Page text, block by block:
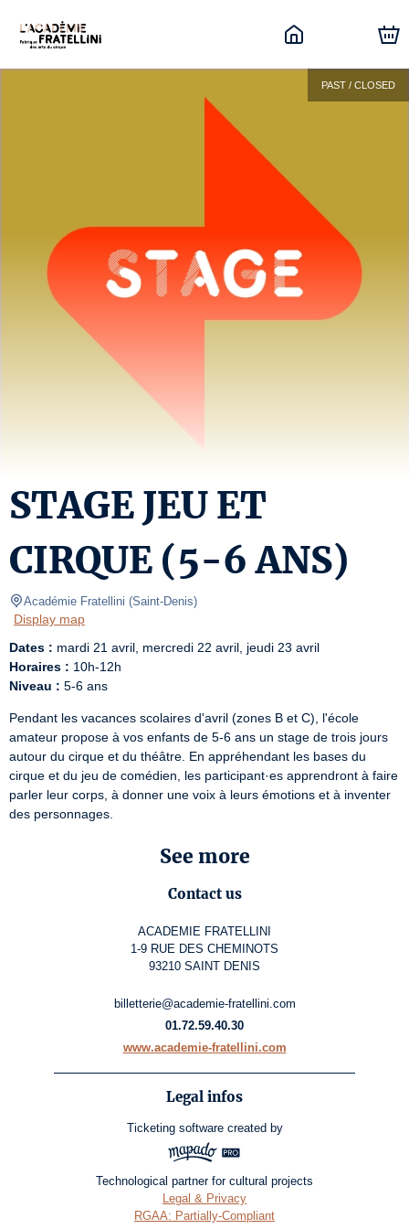
PAST / CLOSED
STAGE JEU ET
CIRQUE (5-6 ANS)
Académie Fratellini (Saint-Denis)
Display map
Dates :
Horaires :
Niveau : 5-6 ans
Pendant les vacances scolaires d'avril (zones B et C), l'école
amateur propose à vos enfants de 5-6 ans un stage de trois jours
autour du cirque et du théâtre. En appréhendant les bases du
cirque et du jeu de comédien, les participant·es apprendront à faire
parler leur corps, à donner une voix à leurs émotions et à inventer
des personnages.
See more
Contact us
ACADEMIE FRATELLINI
1-9 RUE DES CHEMINOTS
93210 SAINT DENIS
billetterie@academie-fratellini.com
01.72.59.40.30
www.academie-fratellini.com
Legal infos
Ticketing software created by
Technological partner for cultural projects
Legal & Privacy
RGAA: Partially-Compliant